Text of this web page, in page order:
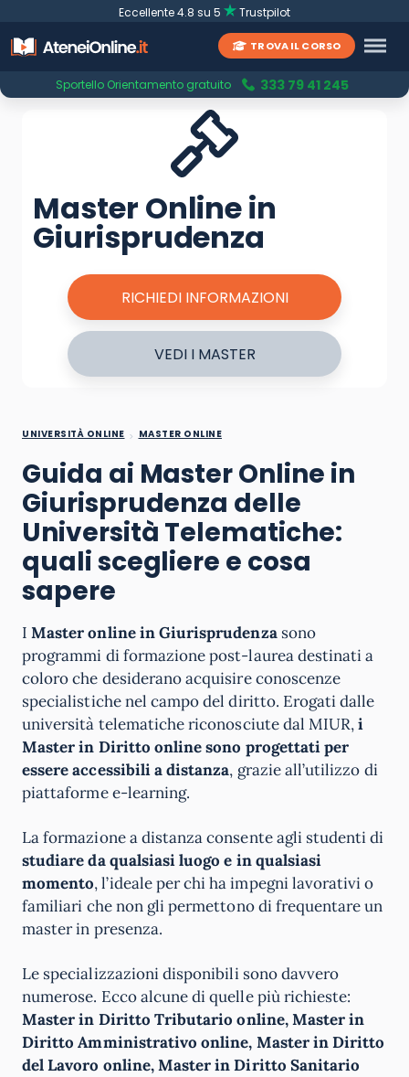
Eccellente 4.8 su 5 Trustpilot
TROVA IL CORSO
Sportello Orientamento gratuito 333 79 41 245
Master Online in
Giurisprudenza
RICHIEDI INFORMAZIONI
VEDI I MASTER
UNIVERSITÀ ONLINE MASTER ONLINE
Guida ai Master Online in
Giurisprudenza delle
Università Telematiche:
quali scegliere e cosa
sapere
IMaster online in Giurisprudenzasono
programmi di formazione post-laurea destinati a
coloro che desiderano acquisire conoscenze
specialistiche nel campo del diritto. Erogati dalle
università telematiche riconosciute dal MIUR,i
Master in Diritto online sono progettati per
essere accessibili a distanza, grazie all’utilizzo di
piattaforme e-learning.
La formazione a distanza consente agli studenti di
studiare da qualsiasi luogo e in qualsiasi
momento, l’ideale per chi ha impegni lavorativi o
familiari che non gli permettono di frequentare un
master in presenza.
Le specializzazioni disponibili sono davvero
numerose. Ecco alcune di quelle più richieste:
Master in Diritto Tributario online,Master in
Diritto Amministrativo online, Master in Diritto
del Lavoro online,Master in Diritto Sanitario